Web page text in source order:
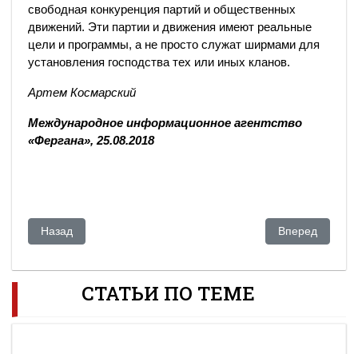
свободная конкуренция партий и общественных
движений. Эти партии и движения имеют реальные
цели и программы, а не просто служат ширмами для
установления господства тех или иных кланов.
Артем Космарский
Международное информационное агентство
«Фергана», 25.08.2018
Предыдущий: Что ответил посол Китая на статью с
Назад Следующий:
Вперед
СТАТЬИ ПО ТЕМЕ